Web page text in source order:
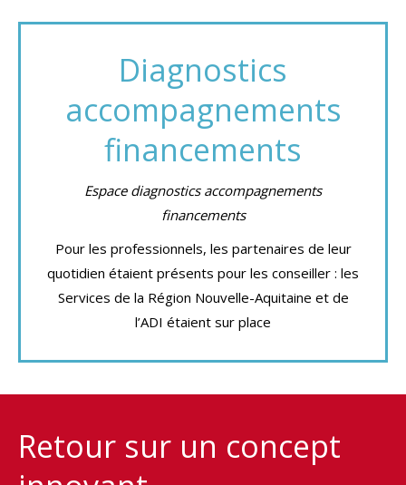
Diagnostics
accompagnements
financements
Espace diagnostics accompagnements
financements
Pour les professionnels, les partenaires de leur
quotidien étaient présents pour les conseiller : les
Services de la Région Nouvelle-Aquitaine et de
l’ADI étaient sur place
Retour sur un concept